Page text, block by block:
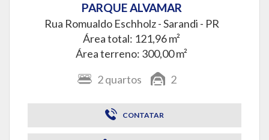
PARQUE ALVAMAR
Rua Romualdo Eschholz -Sarandi - PR
Área total: 121,96 m²
Área terreno: 300,00 m²
2quartos 2
CONTATAR